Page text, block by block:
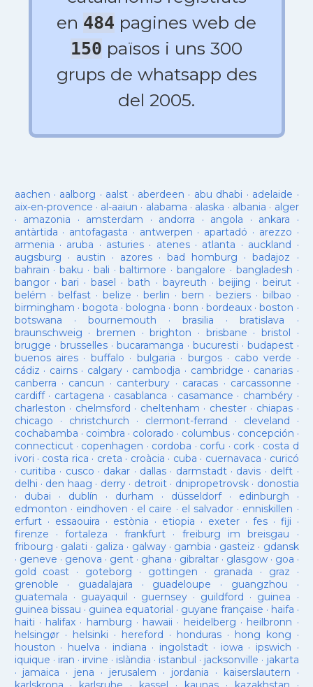
en 484 pagines web de
150 països i uns 300
grups de whatsapp des
del 2005.
aachen · aalborg · aalst · aberdeen · abu dhabi · adelaide ·
aix-en-provence · al-aaiun · alabama · alaska · albania · alger
· amazonia · amsterdam · andorra · angola · ankara ·
antàrtida · antofagasta · antwerpen · apartadó · arezzo ·
armenia · aruba · asturies· atenes· atlanta · auckland ·
augsburg · austin · azores·bad homburg ·badajoz ·
bahrain ·baku · bali ·baltimore ·bangalore · bangladesh ·
bangor· bari ·basel ·bath · bayreuth ·beijing ·beirut ·
belém · belfast· belize · berlin ·bern ·beziers ·bilbao ·
birmingham · bogota · bologna ·bonn ·bordeaux ·boston ·
botswana · bournemouth ·brasilia ·bratislava ·
braunschweig · bremen ·brighton · brisbane · bristol ·
brugge · brusselles· bucaramanga · bucuresti · budapest·
buenos aires· buffalo · bulgaria · burgos· cabo verde ·
cádiz · cairns· calgary · cambodja · cambridge · canarias·
canberra · cancun · canterbury · caracas · carcassonne ·
cardiff· cartagena · casablanca · casamance · chambéry·
charleston · chelmsford · cheltenham · chester· chiapas ·
chicago · christchurch · clermont-ferrand · cleveland ·
cochabamba · coimbra · colorado · columbus· concepción ·
connecticut· copenhagen · cordoba · corfu · cork · costa d
ivori · costa rica · creta · croàcia · cuba · cuernavaca · curicó
· curitiba · cusco · dakar · dallas · darmstadt· davis · delft ·
delhi · den haag · derry· detroit· dnipropetrovsk· donostia
· dubai · dublín · durham · düsseldorf· edinburgh ·
edmonton · eindhoven · el caire · el salvador · enniskillen ·
erfurt· essaouira · estònia · etiopia · exeter· fes· fiji ·
firenze ·fortaleza · frankfurt· freiburg im breisgau ·
fribourg · galati · galiza · galway· gambia · gasteiz · gdansk
· geneve · genova · gent· ghana · gibraltar· glasgow· goa ·
gold coast · goteborg · gottingen · granada · graz ·
grenoble · guadalajara · guadeloupe · guangzhou ·
guatemala · guayaquil · guernsey· guildford · guinea ·
guinea bissau · guinea equatorial · guyane française · haifa ·
haiti · halifax · hamburg · hawaii · heidelberg · heilbronn ·
helsingør· helsinki · hereford · honduras· hong kong ·
houston · huelva · indiana · ingolstadt· iowa · ipswich ·
iquique · iran · irvine · islàndia · istanbul · jacksonville · jakarta
· jamaica · jena · jerusalem · jordania · kaiserslautern ·